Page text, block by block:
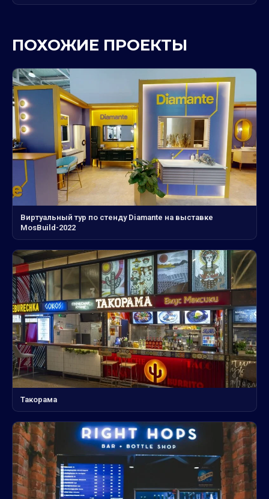
ПОХОЖИЕ ПРОЕКТЫ
Виртуальный тур по стенду Diamante на выставке
MosBuild-2022
Такорама